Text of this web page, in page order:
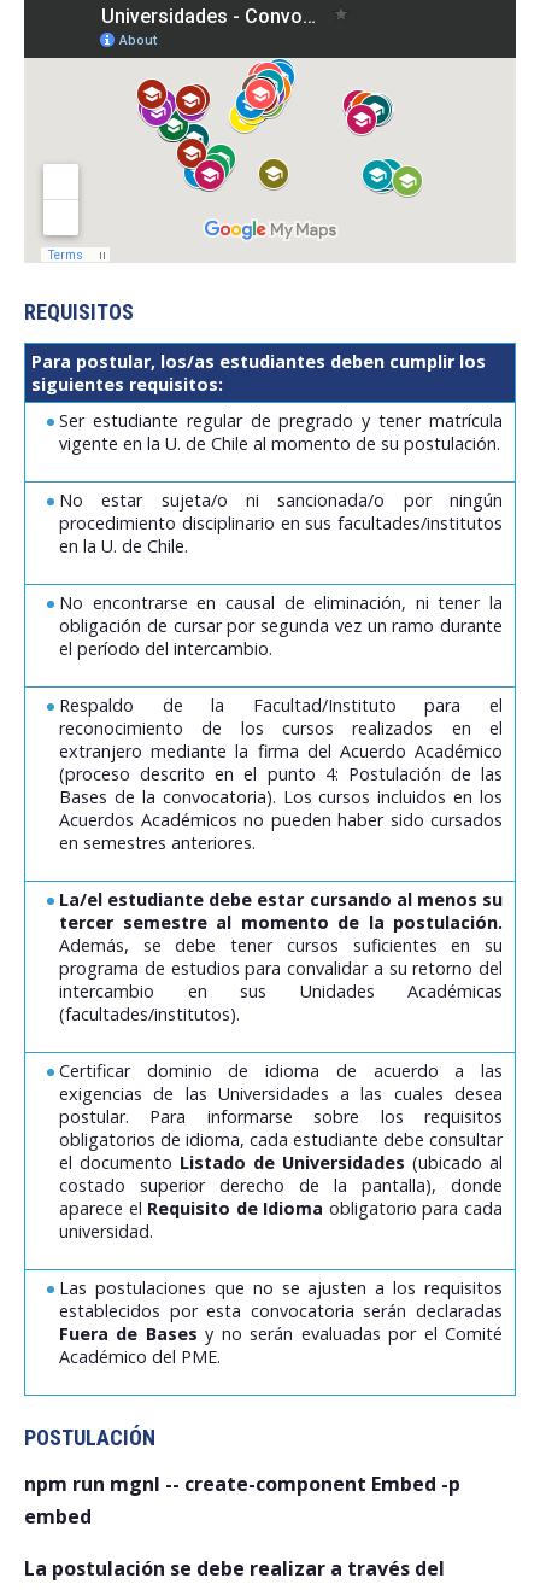
REQUISITOS
Para postular, los/as estudiantes deben cumplir los
siguientes requisitos:
Ser estudiante regular de pregrado y tener matrícula
vigente en la U. de Chile al momento de su postulación.
No estar sujeta/o ni sancionada/o por ningún
procedimiento disciplinario en sus facultades/institutos
en la U. de Chile.
No encontrarse en causal de eliminación, ni tener la
obligación de cursar por segunda vez un ramo durante
el período del intercambio.
Respaldo de la Facultad/Instituto para el
reconocimiento de los cursos realizados en el
extranjero mediante la firma del Acuerdo Académico
(proceso descrito en el punto 4: Postulación de las
Bases de la convocatoria). Los cursos incluidos en los
Acuerdos Académicos no pueden haber sido cursados
en semestres anteriores.
La/el estudiante debe estar cursando al menos su
tercer semestre al momento de la postulación.
Además, se debe tener cursos suficientes en su
programa de estudios para convalidar a su retorno del
intercambio en sus Unidades Académicas
(facultades/institutos).
Certificar dominio de idioma de acuerdo a las
exigencias de las Universidades a las cuales desea
postular. Para informarse sobre los requisitos
obligatorios de idioma, cada estudiante debe consultar
el documento Listado de Universidades (ubicado al
costado superior derecho de la pantalla), donde
aparece el Requisito de Idioma obligatorio para cada
universidad.
Las postulaciones que no se ajusten a los requisitos
establecidos por esta convocatoria serán declaradas
Fuera de Bases y no serán evaluadas por el Comité
Académico del PME.
POSTULACIÓN
npm run mgnl -- create-component Embed -p
embed
La postulación se debe realizar a través del